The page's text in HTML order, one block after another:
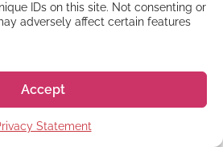
IDs on this site. Not consenting or
adversely affect certain features
Accept
Statement
fält